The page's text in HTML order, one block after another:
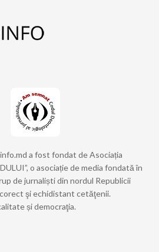
a fost fondat de Asociația
o asociație de media fondată în
de jurnaliști din nordul Republicii
şi echidistant cetăţenii.
și democraţia.